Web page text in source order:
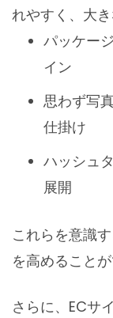
れやすく、大
パッケー
イン
思わず写
仕掛け
ハッシュ
展開
これらを意識
を高めることが
さらに、ECサ